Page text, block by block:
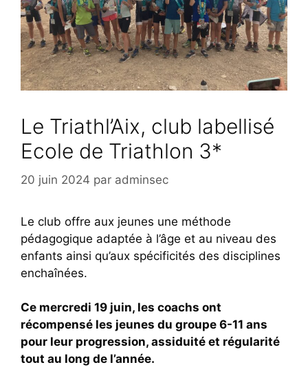
Le Triathl’Aix, club labellisé
Ecole de Triathlon 3*
20 juin 2024 par adminsec
Le club offre aux jeunes une méthode
pédagogique adaptée à l’âge et au niveau des
enfants ainsi qu’aux spécificités des disciplines
enchaînées.
Ce mercredi 19 juin, les coachs ont
récompensé les jeunes du groupe 6-11 ans
pour leur progression, assiduité et régularité
tout au long de l’année.